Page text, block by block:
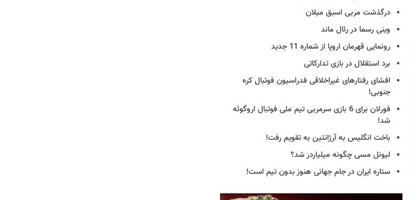
درگذشت مربی اسبق میلان
وینی رسما در رئال ماند
رونمایی قهرمان اروپا از شماره 11 جدید
برد استقلال در بازی تدارکاتی
افشای رفتارهای غیراخلاقی فدراسیون فوتبال کره
جنوبی!
فورلان برای 6 بازی سرمربی تیم ملی فوتبال اروگوئه
شد!
باخت انگلیس به آرژانتین به تقویم رفت!
لیونل مسی چگونه میلیاردر شد؟
ستاره ایران در جام جهانی هنوز بدون تیم است!